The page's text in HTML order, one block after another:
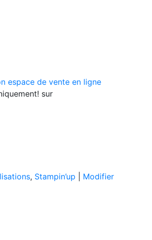
espace de vente en ligne
sur
, Stampin’up Modifier« Live